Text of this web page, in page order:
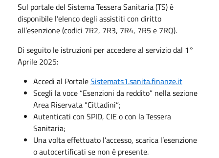
Sul portale del Sistema Tessera Sanitaria (TS) è
disponibile l’elenco degli assistiti con diritto
all’esenzione (codici 7R2, 7R3, 7R4, 7R5 e 7RQ).
Di seguito le istruzioni per accedere al servizio dal 1°
Aprile 2025:
Accedi al PortaleSistemats1.sanita.finanze.it
Scegli la voce “Esenzioni da reddito” nella sezione
Area Riservata “Cittadini”;
Autenticati con SPID, CIE o con la Tessera
Sanitaria;
Una volta effettuato l’accesso, scarica l’esenzione
o autocertificati se non è presente.